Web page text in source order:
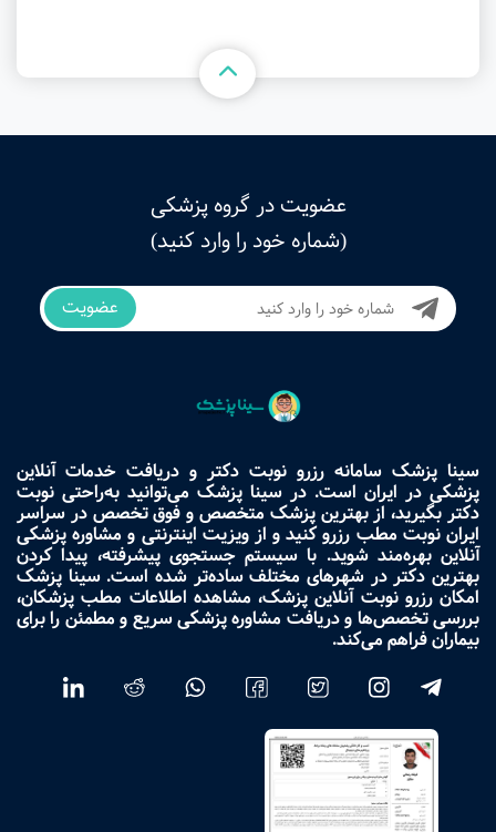
عضویت در گروه پزشکی
(شماره خود را وارد کنید)
عضویت
سینا پزشک سامانه رزرو نوبت دکتر و دریافت خدمات آنلاین
پزشکی در ایران است. در سینا پزشک می‌توانید به‌راحتی نوبت
دکتر بگیرید، از بهترین پزشک متخصص و فوق تخصص در سراسر
ایران نوبت مطب رزرو کنید و از ویزیت اینترنتی و مشاوره پزشکی
آنلاین بهره‌مند شوید. با سیستم جستجوی پیشرفته، پیدا کردن
بهترین دکتر در شهرهای مختلف ساده‌تر شده است. سینا پزشک
امکان رزرو نوبت آنلاین پزشک، مشاهده اطلاعات مطب پزشکان،
بررسی تخصص‌ها و دریافت مشاوره پزشکی سریع و مطمئن را برای
بیماران فراهم می‌کند.